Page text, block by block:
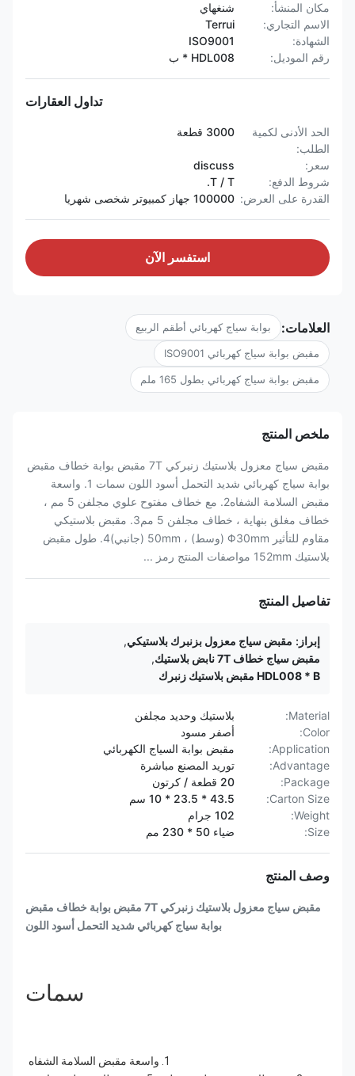
مكان المنشأ:
شنغهاي
الاسم التجاري:
Terrui
الشهادة:
ISO9001
رقم الموديل:
HDL008 * ب
تداول العقارات
الحد الأدنى لكمية
الطلب:
3000 قطعة
سعر:
discuss
شروط الدفع:
T / T.
القدرة على العرض: 100000 جهاز كمبيوتر شخصى شهريا
استفسر الآن
العلامات: بوابة سياج كهربائي أطقم الربيع
مقبض بوابة سياج كهربائي ISO9001
مقبض بوابة سياج كهربائي بطول 165 ملم
ملخص المنتج
مقبض سياج معزول بلاستيك زنبركي 7T مقبض بوابة خطاف مقبض
بوابة سياج كهربائي شديد التحمل أسود اللون سمات 1. واسعة
مقبض السلامة الشفاه2. مع خطاف مفتوح علوي مجلفن 5 مم ،
خطاف مغلق بنهاية ، خطاف مجلفن 5 مم3. مقبض بلاستيكي
مقاوم للتأثير Φ30mm (وسط) ، 50mm (جانبي)4. طول مقبض
بلاستيك 152mm مواصفات المنتج رمز ...
تفاصيل المنتج
إبراز: مقبض سياج معزول بزنبرك بلاستيكي,
مقبض سياج خطاف 7T نابض بلاستيك
,
HDL008 * B مقبض بلاستيك زنبرك
Material:
بلاستيك وحديد مجلفن
Color:
أصفر مسود
Application:
مقبض بوابة السياج الكهربائي
Advantage:
توريد المصنع مباشرة
Package:
20 قطعة / كرتون
Carton Size:
43.5 * 23.5 * 10 سم
Weight:
102 جرام
Size:
ضياء 50 * 230 مم
وصف المنتج
مقبض سياج معزول بلاستيك زنبركي 7T مقبض بوابة خطاف مقبض
بوابة سياج كهربائي شديد التحمل أسود اللون
سمات
1. واسعة مقبض السلامة الشفاه